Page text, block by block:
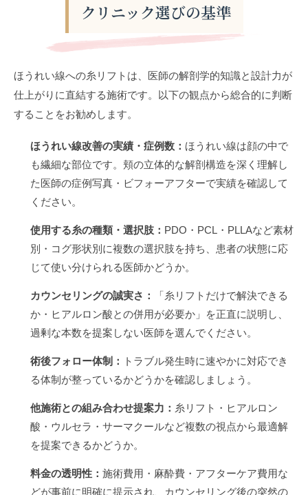
クリニック選びの基準
ほうれい線への糸リフトは、医師の解剖学的知識と設計力が
仕上がりに直結する施術です。以下の観点から総合的に判断
することをお勧めします。
ほうれい線改善の実績・症例数： ほうれい線は顔の中で
も繊細な部位です。頬の立体的な解剖構造を深く理解し
た医師の症例写真・ビフォーアフターで実績を確認して
ください。
使用する糸の種類・選択肢： PDO・PCL・PLLAなど素材
別・コグ形状別に複数の選択肢を持ち、患者の状態に応
じて使い分けられる医師かどうか。
カウンセリングの誠実さ：
「糸リフトだけで解決できる
か・ヒアルロン酸との併用が必要か」を正直に説明し、
過剰な本数を提案しない医師を選んでください。
術後フォロー体制：
トラブル発生時に速やかに対応でき
る体制が整っているかどうかを確認しましょう。
他施術との組み合わせ提案力： 糸リフト・ヒアルロン
酸・ウルセラ・サーマクールなど複数の視点から最適解
を提案できるかどうか。
料金の透明性： 施術費用・麻酔費・アフターケア費用な
どが事前に明確に提示され、カウンセリング後の突然の